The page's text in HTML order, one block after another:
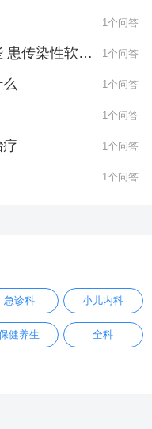
1个问答
患传染性软疣
1个问答
1个问答
1个问答
1个问答
1个问答
急诊科 小儿内科
健养生 全科